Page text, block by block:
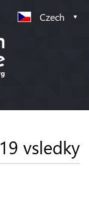
Czech
19 vsledky